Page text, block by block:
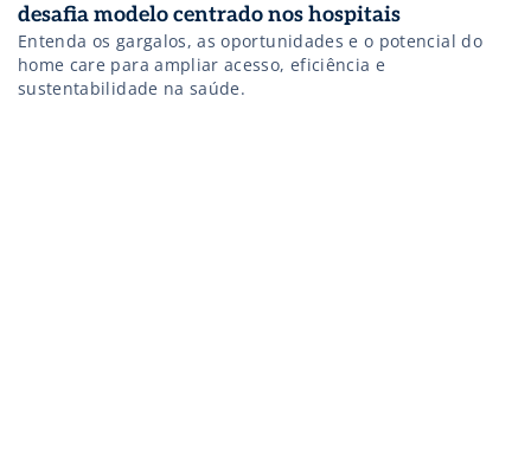
desafia modelo centrado nos hospitais
Entenda os gargalos, as oportunidades e o potencial do
home care para ampliar acesso, eficiência e
sustentabilidade na saúde.